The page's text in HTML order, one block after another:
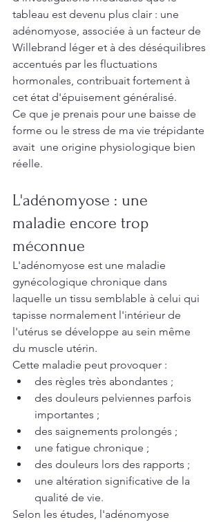
tableau est devenu plus clair : une
adénomyose, associée à un facteur de
Willebrand léger et à des déséquilibres
accentués par les fluctuations
hormonales, contribuait fortement à
cet état d'épuisement généralisé.
Ce que je prenais pour une baisse de
forme ou le stress de ma vie trépidante
avait  une origine physiologique bien
réelle.
L'adénomyose : une
maladie encore trop
méconnue
L'adénomyose est une maladie
gynécologique chronique dans
laquelle un tissu semblable à celui qui
tapisse normalement l'intérieur de
l'utérus se développe au sein même
du muscle utérin.
Cette maladie peut provoquer :
des règles très abondantes ;
des douleurs pelviennes parfois
importantes ;
des saignements prolongés ;
une fatigue chronique ;
des douleurs lors des rapports ;
une altération significative de la
qualité de vie.
Selon les études, l'adénomyose